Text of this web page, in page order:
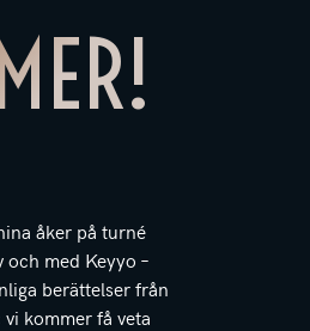
åker på turné
och med Keyyo –
berättelser från
kommer få veta